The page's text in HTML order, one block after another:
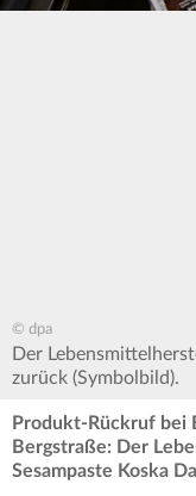
© dpa
Der
zurück (Symbolbild).
Produkt-Rückruf bei
Bergstraße: Der
Sesampaste Koska